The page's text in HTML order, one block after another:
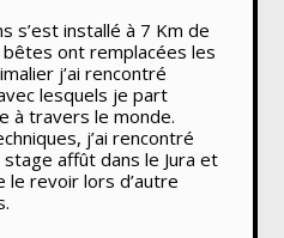
s’est installé à 7 Km de
ont remplacées les
j’ai rencontré
lesquels je part
à travers le monde.
j’ai rencontré
affût dans le Jura et
le revoir lors d’autre